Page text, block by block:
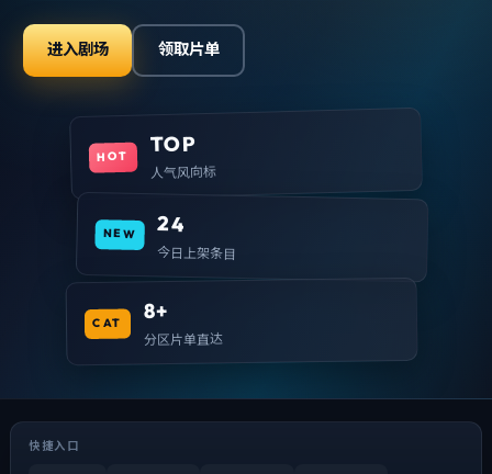
进入剧场 领取片单
HOT TOP
人气风向标
NEW 24
今日上架条目
CAT 8+
分区片单直达
快捷入口